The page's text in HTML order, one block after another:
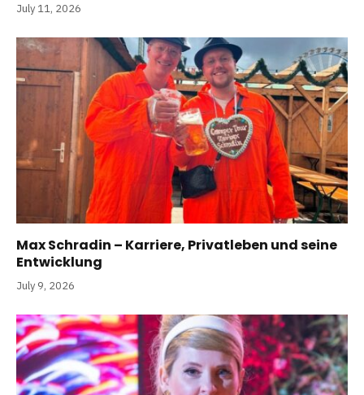
July 11, 2026
Max Schradin – Karriere, Privatleben und seine
Entwicklung
July 9, 2026